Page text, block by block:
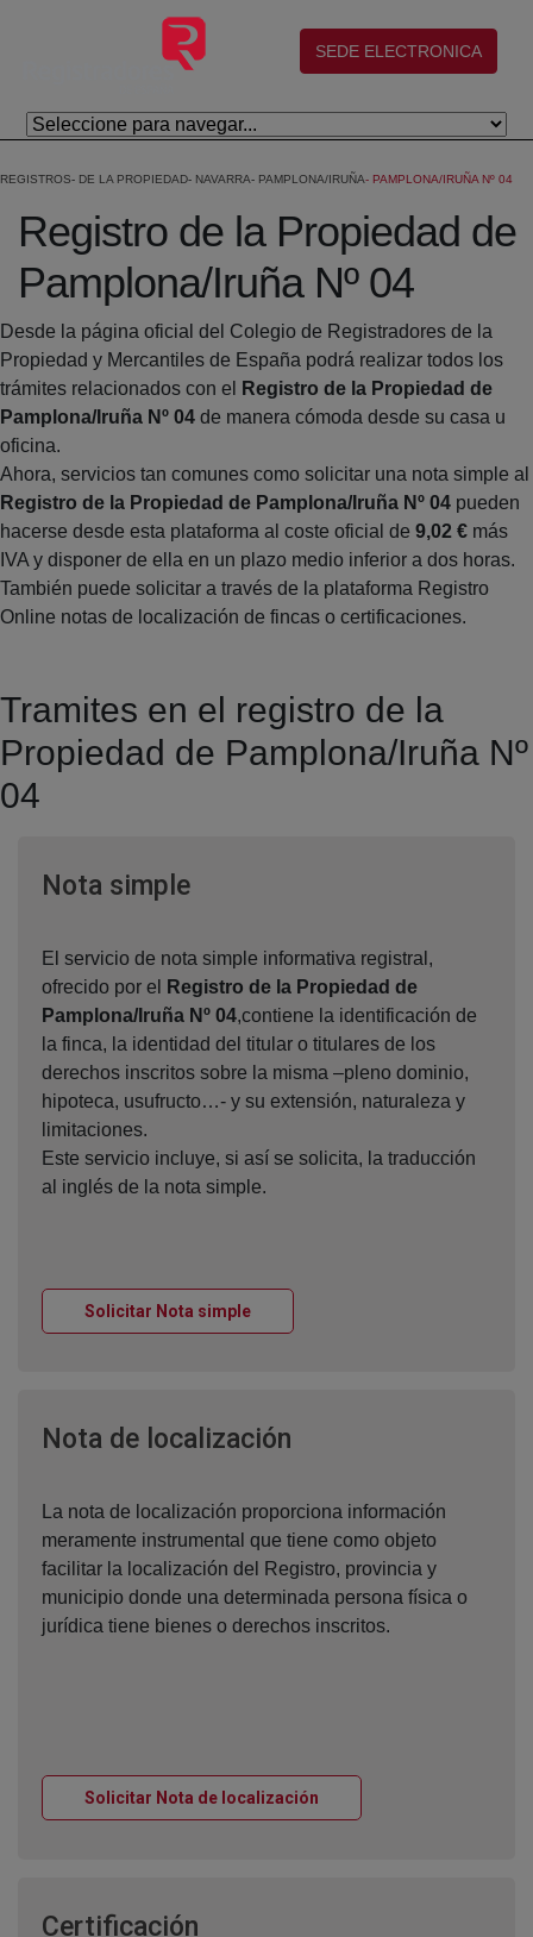
Eduki nagusira joan
(abre en nueva ventana)
SEDE ELECTRONICA
REGISTROS DE LA PROPIEDAD NAVARRA PAMPLONA/IRUÑA PAMPLONA/IRUÑA Nº 04
Registro de la Propiedad de
Pamplona/Iruña Nº 04
Desde la página oficial del Colegio de Registradores de la
Propiedad y Mercantiles de España podrá realizar todos los
trámites relacionados con el
Registro de la Propiedad de
Pamplona/Iruña Nº 04 de manera cómoda desde su casa u
oficina.
Ahora, servicios tan comunes como solicitar una nota simple al
Registro de la Propiedad de Pamplona/Iruña Nº 04 pueden
hacerse desde esta plataforma al coste oficial de 9,02 € más
IVA y disponer de ella en un plazo medio inferior a dos horas.
También puede solicitar a través de la plataforma Registro
Online notas de localización de fincas o certificaciones.
Tramites en el registro de la
Propiedad de Pamplona/Iruña Nº
04
Nota simpleVentana nueva
El servicio de nota simple informativa registral,
ofrecido por el
Registro de la Propiedad de
Pamplona/Iruña Nº 04,contiene la identificación de
la finca, la identidad del titular o titulares de los
derechos inscritos sobre la misma –pleno dominio,
hipoteca, usufructo…- y su extensión, naturaleza y
limitaciones.
Este servicio incluye, si así se solicita, la traducción
al inglés de la nota simple.
Solicitar Nota simpleVentana nueva
Nota de localización
La nota de localización proporciona información
meramente instrumental que tiene como objeto
facilitar la localización del Registro, provincia y
municipio donde una determinada persona física o
jurídica tiene bienes o derechos inscritos.
Solicitar Nota de localización
Certificación